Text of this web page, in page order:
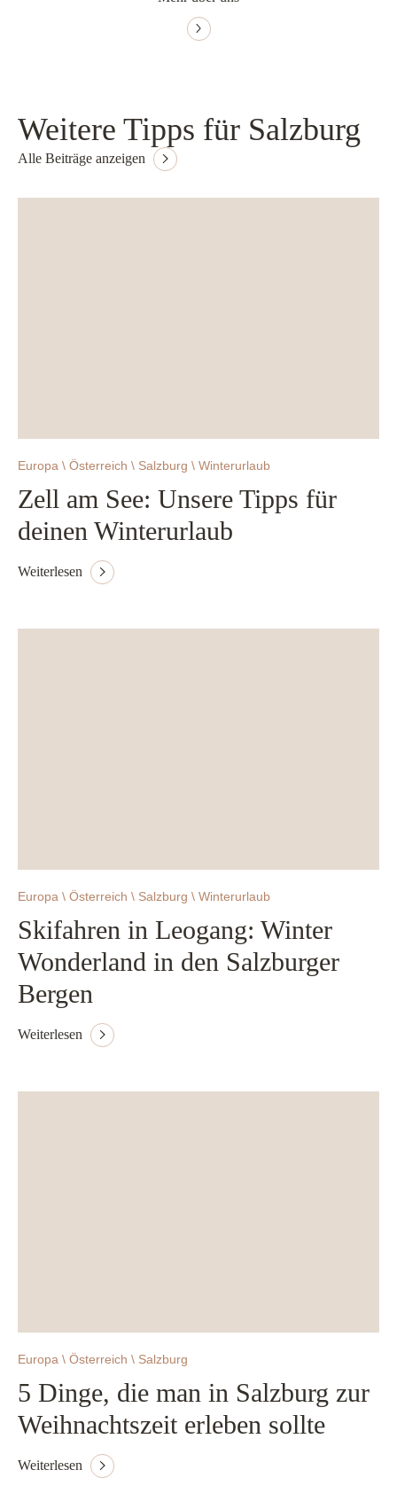
Weitere Tipps für Salzburg
Alle Beiträge anzeigen
Europa \ Österreich \ Salzburg \ Winterurlaub
Zell am See: Unsere Tipps für
deinen Winterurlaub
Weiterlesen
Europa \ Österreich \ Salzburg \ Winterurlaub
Skifahren in Leogang: Winter
Wonderland in den Salzburger
Bergen
Weiterlesen
Europa \ Österreich \ Salzburg
5 Dinge, die man in Salzburg zur
Weihnachtszeit erleben sollte
Weiterlesen